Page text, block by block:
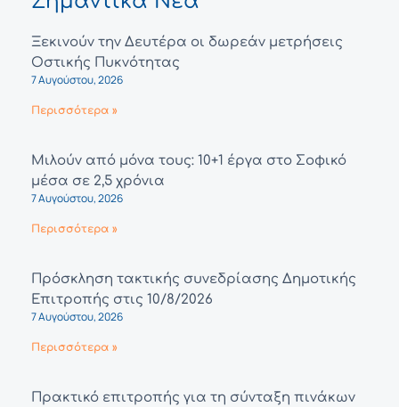
Ξεκινούν την Δευτέρα οι δωρεάν μετρήσεις
Οστικής Πυκνότητας
7 Αυγούστου, 2026
Περισσότερα »
Μιλούν από μόνα τους: 10+1 έργα στο Σοφικό
μέσα σε 2,5 χρόνια
7 Αυγούστου, 2026
Περισσότερα »
Πρόσκληση τακτικής συνεδρίασης Δημοτικής
Επιτροπής στις 10/8/2026
7 Αυγούστου, 2026
Περισσότερα »
Πρακτικό επιτροπής για τη σύνταξη πινάκων